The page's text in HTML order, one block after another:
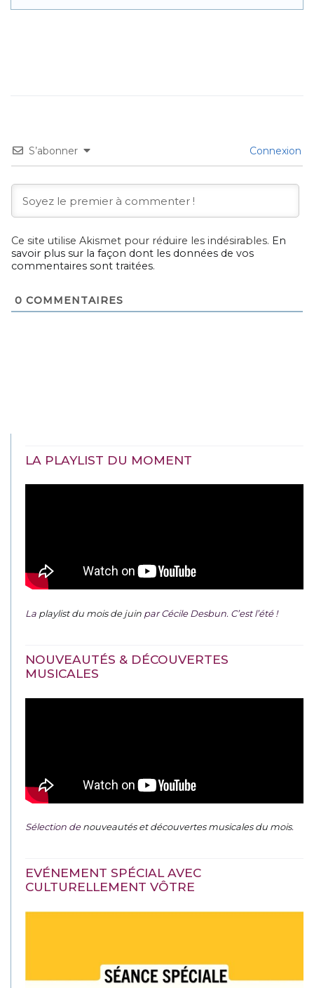
S’abonner Connexion
Ce site utilise Akismet pour réduire les indésirables. En
savoir plus sur la façon dont les données de vos
commentaires sont traitées.
0 COMMENTAIRES
LA PLAYLIST DU MOMENT
La playlist du mois de juin par Cécile Desbun. C’est l’été !
NOUVEAUTÉS & DÉCOUVERTES
MUSICALES
Sélection denouveautés et découvertes musicales du mois.
EVÉNEMENT SPÉCIAL AVEC
CULTURELLEMENT VÔTRE